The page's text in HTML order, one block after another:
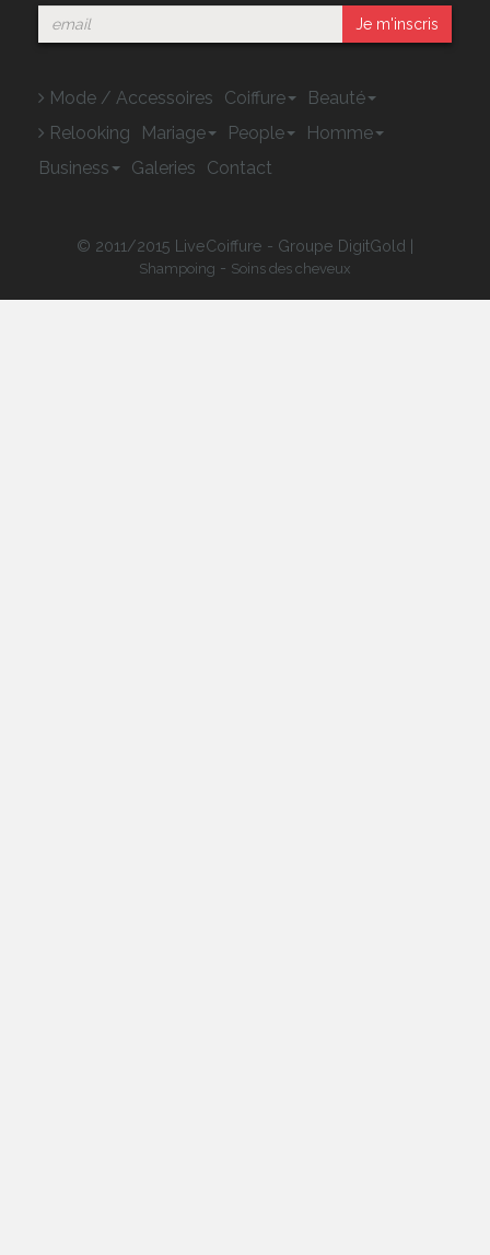
Je m'inscris
Mode / Accessoires Coiffure
Beauté
Relooking
Mariage People
Homme
Business
Galeries Contact
© 2011/2015 LiveCoiffure - Groupe DigitGold |
Shampoing - Soins des cheveux